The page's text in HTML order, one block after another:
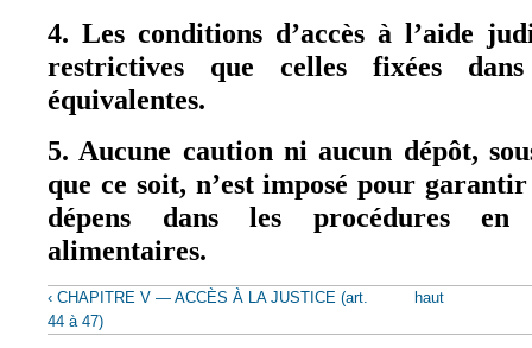
4. Les conditions d’accès à l’aide
restrictives que celles fixées
équivalentes.
5. Aucune caution ni aucun dépôt,
que ce soit, n’est imposé pour
dépens dans les procédures en
alimentaires.
‹ CHAPITRE V — ACCÈS À LA JUSTICE (art.
44 à 47)
haut